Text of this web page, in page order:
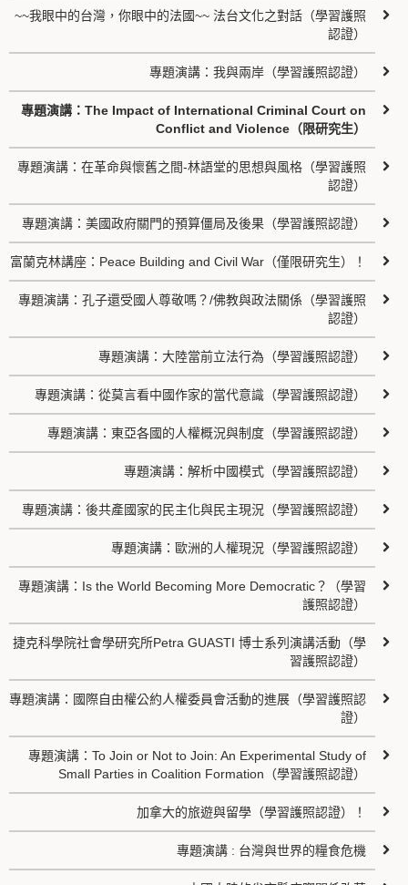
~~我眼中的台灣，你眼中的法國~~ 法台文化之對話（學習護照
認證）
專題演講：我與兩岸（學習護照認證）
專題演講：The Impact of International Criminal Court on
Conflict and Violence（限研究生）
專題演講：在革命與懷舊之間-林語堂的思想與風格（學習護照
認證）
專題演講：美國政府關門的預算僵局及後果（學習護照認證）
富蘭克林講座：Peace Building and Civil War（僅限研究生）！
專題演講：孔子還受國人尊敬嗎？/佛教與政法關係（學習護照
認證）
專題演講：大陸當前立法行為（學習護照認證）
專題演講：從莫言看中國作家的當代意識（學習護照認證）
專題演講：東亞各國的人權概況與制度（學習護照認證）
專題演講：解析中國模式（學習護照認證）
專題演講：後共產國家的民主化與民主現況（學習護照認證）
專題演講：歐洲的人權現況（學習護照認證）
專題演講：Is the World Becoming More Democratic？（學習
護照認證）
捷克科學院社會學研究所Petra GUASTI 博士系列演講活動（學
習護照認證）
專題演講：國際自由權公約人權委員會活動的進展（學習護照認
證）
專題演講：To Join or Not to Join: An Experimental Study of
Small Parties in Coalition Formation（學習護照認證）
加拿大的旅遊與留學（學習護照認證）！
專題演講 : 台灣與世界的糧食危機